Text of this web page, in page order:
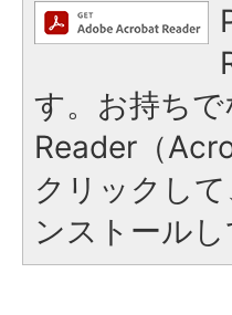
す。お持ち
Reader（
クリックし
ンストールし